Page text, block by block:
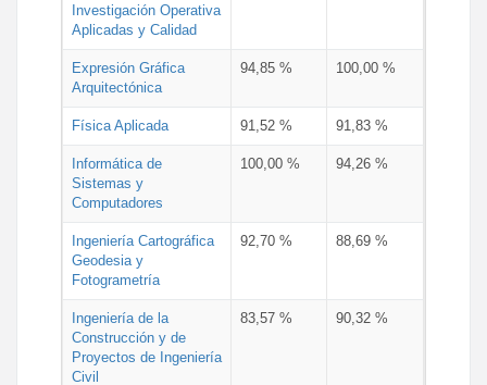
Investigación Operativa
Aplicadas y Calidad
Expresión Gráfica
Arquitectónica
94,85 % 100,00 %
Física Aplicada 91,52 % 91,83 %
Informática de
Sistemas y
Computadores
100,00 % 94,26 %
Ingeniería Cartográfica
Geodesia y
Fotogrametría
92,70 % 88,69 %
Ingeniería de la
Construcción y de
Proyectos de Ingeniería
Civil
83,57 % 90,32 %